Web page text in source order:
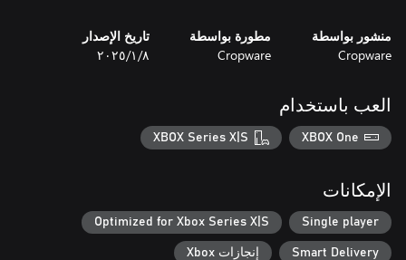
منشور بواسطة
Cropware
مطورة بواسطة
Cropware
تاريخ الإصدار
٨‏/١‏/٢٠٢٥
العب باستخدام
XBOX One
XBOX Series X|S
الإمكانات
Single player
Optimized for Xbox Series X|S
Smart Delivery إنجازات Xbox